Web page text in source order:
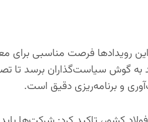
فرصت مناسبی برای
گوش سیاست‌گذاران برسد تا
و برنامه‌ریزی دقیق است.